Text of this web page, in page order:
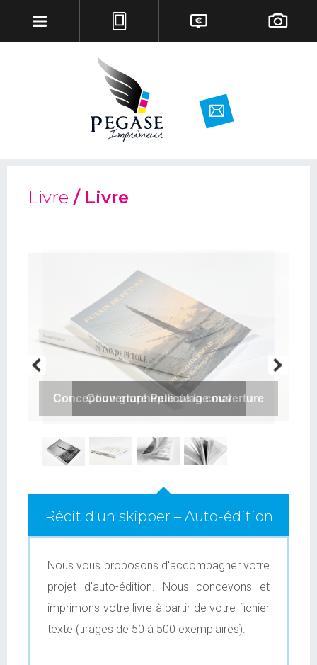
Livre / Livre
Couverture Pelliculage mat
Conception graphique de la couverture
Récit d'un skipper – Auto-édition
Nous vous proposons d'accompagner votre
projet d'auto-édition. Nous concevons et
imprimons votre livre à partir de votre fichier
texte (tirages de 50 à 500 exemplaires).